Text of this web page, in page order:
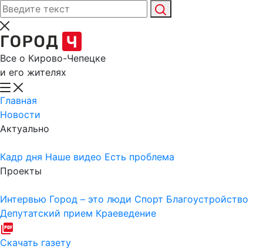
Все о Кирово-Чепецке
и его жителях
Главная
Новости
Актуально
Кадр дня Наше видео Есть проблема
Проекты
Интервью Город – это люди Спорт Благоустройство
Депутатский прием Краеведение
Скачать газету